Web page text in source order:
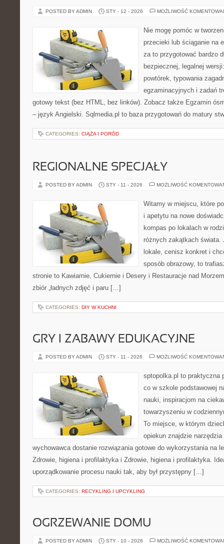
POSTED BY ADMIN STY - 12 - 2026 MOŻLIWOŚĆ
Nie mogę pomóc w
przecieki lub ściąganie na
za to przygotować bardzo
bezpiecznej, legalnej
powtórek, typowania
egzaminacyjnych i zadań
gotowy tekst (bez HTML, bez linków). Zobacz także Egzamin
– język Angielski. Sqlmedia.pl to baza przygotowań do matury
CATEGORIES: CIĄŻA I PORÓD
REGIONALNE SPECJAŁY
POSTED BY ADMIN STY - 11 - 2026 MOŻLIWOŚĆ
Witamy w miejscu, które
i apetytu na nowe
kompas po lokalach w
różnych zakątkach
lokale, cenisz konkret i
sposób obrazowy, to
stronie to Kawiarnie, Cukiernie i Desery i Restauracje nad
zbiór „ładnych zdjęć i paru […]
CATEGORIES: DIY W KUCHNI
GRY I ZABAWY EDUKACYJNE
POSTED BY ADMIN STY - 11 - 2026 MOŻLIWOŚĆ
sptopolka.pl to praktyczna
co w szkole podstawowej
nauki, inspiracjom na
towarzyszeniu w
To miejsce, w którym
opiekun znajdzie
wychowawca dostanie rozwiązania gotowe do wykorzystania na
Zdrowie, higiena i profilaktyka i Zdrowie, higiena i profilaktyka.
uporządkowanie procesu nauki tak, aby był przystępny […]
CATEGORIES: RECYKLING I UPCYKLING
OGRZEWANIE DOMU
POSTED BY ADMIN STY - 10 - 2026 MOŻLIWOŚĆ